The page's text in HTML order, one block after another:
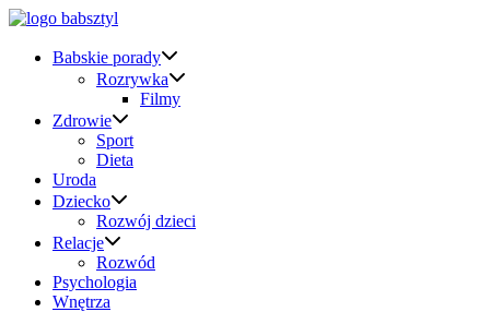
Skip
contentBabskie porady
Rozrywka
Filmy
Zdrowie
Sport
Dieta
Uroda
Dziecko
Rozwój dzieci
Relacje
Rozwód
Psychologia
Wnętrza